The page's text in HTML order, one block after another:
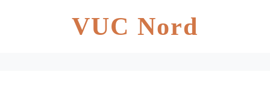
VUC Nord